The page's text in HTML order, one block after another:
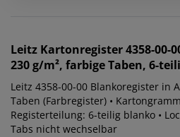
Leitz Kartonregister 4358-00-
230 g/m², farbige Taben, 6-
Leitz 4358-00-00 Blankoregister in
Taben (Farbregister) •
Registerteilung: 6-teilig blanko •
Tabs nicht wechselbar